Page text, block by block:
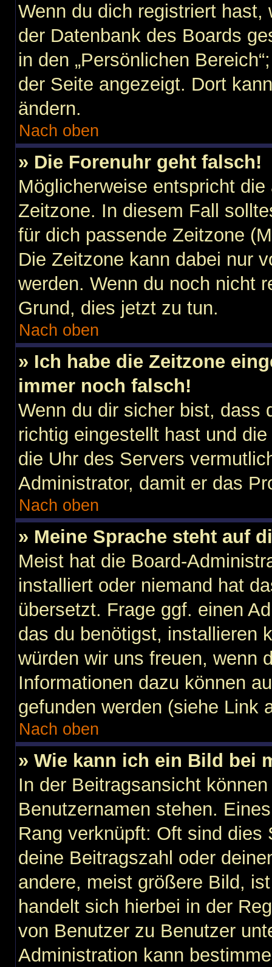
Wenn du dich registriert
der Datenbank des Boards
in den „Persönlichen
der Seite angezeigt. Dort
ändern.
Nach oben
» Die Forenuhr geht falsch!
Möglicherweise entspricht
Zeitzone. In diesem Fall
für dich passende Zeitzone
Die Zeitzone kann dabei nur
werden. Wenn du noch nicht
Grund, dies jetzt zu tun.
Nach oben
» Ich habe die Zeitzone
immer noch falsch!
Wenn du dir sicher bist, dass
richtig eingestellt hast und
die Uhr des Servers
Administrator, damit er das
Nach oben
» Meine Sprache steht auf
Meist hat die Board-
installiert oder niemand hat
übersetzt. Frage ggf. einen
das du benötigst, installieren
würden wir uns freuen, wenn
Informationen dazu können
gefunden werden (siehe Link
Nach oben
» Wie kann ich ein Bild bei
In der Beitragsansicht
Benutzernamen stehen.
Rang verknüpft: Oft sind
deine Beitragszahl oder
andere, meist größere Bild,
handelt sich hierbei in der
von Benutzer zu Benutzer
Administration kann